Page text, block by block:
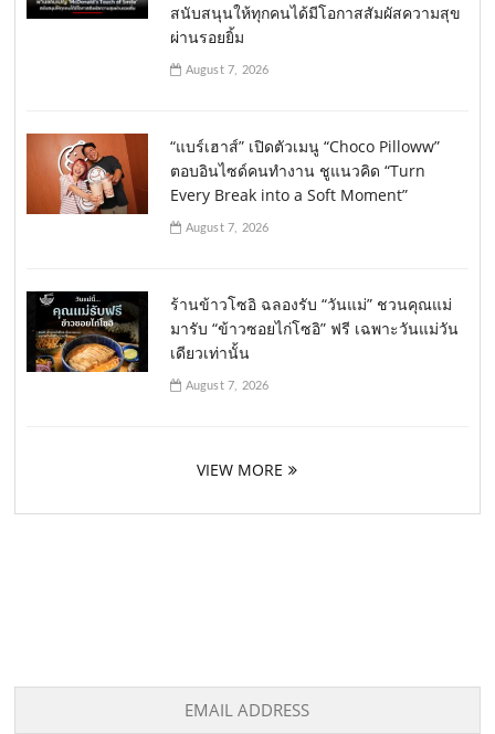
สนับสนุนให้ทุกคนได้มีโอกาสสัมผัสความสุข
ผ่านรอยยิ้ม
August 7, 2026
“แบร์เฮาส์” เปิดตัวเมนู “Choco Pilloww”
ตอบอินไซด์คนทำงาน ชูแนวคิด “Turn
Every Break into a Soft Moment”
August 7, 2026
ร้านข้าวโซอิ ฉลองรับ “วันแม่” ชวนคุณแม่
มารับ “ข้าวซอยไก่โซอิ” ฟรี เฉพาะวันแม่วัน
เดียวเท่านั้น
August 7, 2026
VIEW MORE